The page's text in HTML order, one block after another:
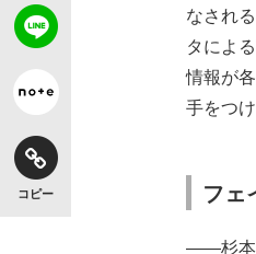
コピー
なされ
タによ
情報が
手をつ
フェ
――杉本